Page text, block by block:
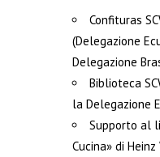
Confituras
(Delegazione
Delegazione
Biblioteca
la Delegazione
Supporto al
Cucina» di